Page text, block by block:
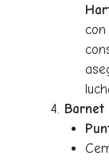
Barnet